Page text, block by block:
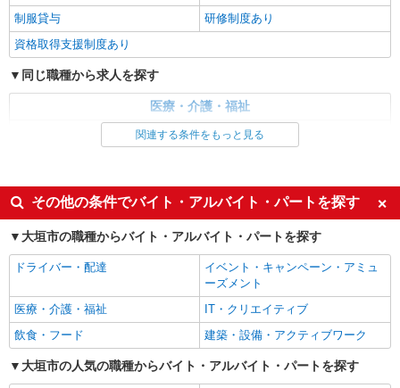
制服貸与
研修制度あり
資格取得支援制度あり
同じ職種から求人を探す
医療・介護・福祉
未経験歓迎
ミドル（40代～）活躍中
ボーナス・賞与あり
車通勤OK
交通費支給
社会保険あり
産休・育休取得実績あり
関連する条件をもっと見る
その他の条件でバイト・アルバイト・パートを探す
大垣市の職種からバイト・アルバイト・パートを探す
ドライバー・配達
イベント・キャンペーン・アミュ
ーズメント
医療・介護・福祉
IT・クリエイティブ
飲食・フード
建築・設備・アクティブワーク
大垣市の人気の職種からバイト・アルバイト・パートを探す